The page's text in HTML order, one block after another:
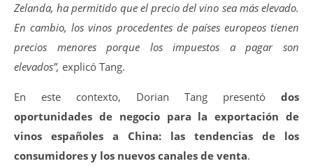
Zelanda, ha permitido que el precio del vino sea más elevado.
En cambio, los vinos procedentes de países europeos tienen
precios menores porque los impuestos a pagar son
elevados”, explicó Tang.
En este contexto, Dorian Tang presentó dos
oportunidades de negocio para la exportación de
vinos españoles a China: las tendencias de los
consumidores y los nuevos canales de venta.